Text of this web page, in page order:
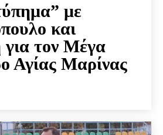
με
και
τον Μέγα
Αγίας Μαρίνας